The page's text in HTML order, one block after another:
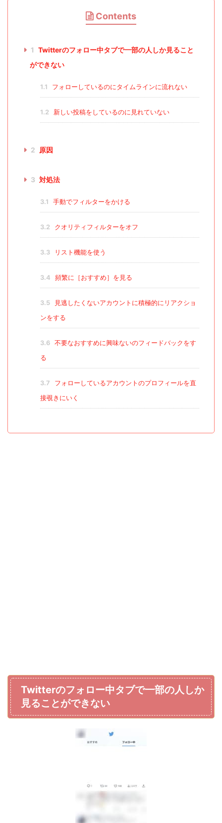
Contents
1 Twitterのフォロー中タブで一部の人しか見ること
ができない
1.1 フォローしているのにタイムラインに流れない
1.2 新しい投稿をしているのに見れていない
2 原因
3 対処法
3.1 手動でフィルターをかける
3.2 クオリティフィルターをオフ
3.3 リスト機能を使う
3.4 頻繁に［おすすめ］を見る
3.5
見逃したくないアカウントに積極的にリアクショ
ンをする
3.6
不要なおすすめに興味ないのフィードバックをす
る
3.7
フォローしているアカウントのプロフィールを直
接覗きにいく
Twitterのフォロー中タブで一部の人しか
見ることができない